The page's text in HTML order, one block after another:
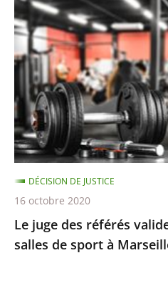
un
couvre-
feu
juge
des
référés
valide
fermeture
des
salles
de
sport
à
Marseille
et
Le juge des référés
salles de sport à
DÉCISION DE JUSTICE
16 octobre 2020